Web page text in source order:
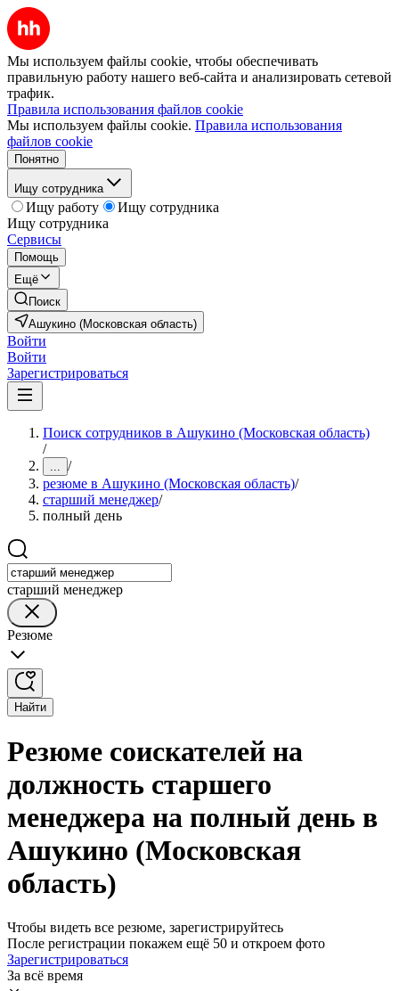
Мы используем файлы cookie, чтобы обеспечивать
правильную работу нашего веб-сайта и анализировать сетевой
трафик.
Правила использования файлов cookie
Мы используем файлы cookie. Правила использования
файлов cookie
Понятно
Ищу сотрудника
Ищу работу
Ищу сотрудника
Ищу сотрудника
Сервисы
Помощь
Ещё
Поиск
Ашукино (Московская область)
Войти
Войти
Зарегистрироваться
Поиск сотрудников в Ашукино (Московская область)
/
... /
резюме в Ашукино (Московская область)/
старший менеджер/
полный день
старший менеджер
Резюме
Найти
Резюме соискателей на
должность старшего
менеджера на полный день в
Ашукино (Московская
область)
Чтобы видеть все резюме, зарегистрируйтесь
После регистрации покажем ещё 50 и откроем фото
Зарегистрироваться
За всё время